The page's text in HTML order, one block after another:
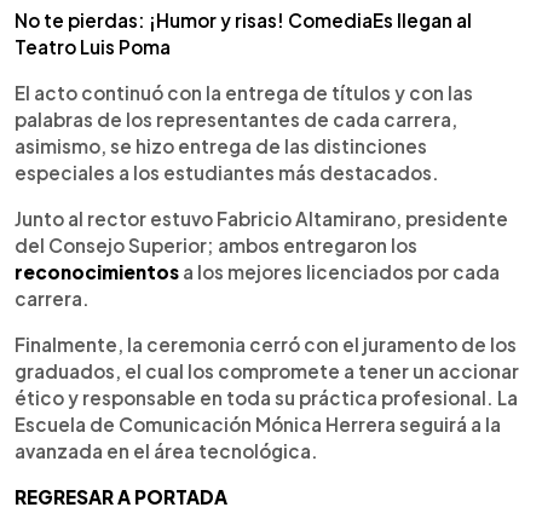
No te pierdas: ¡Humor y risas! ComediaEs llegan al
Teatro Luis Poma
El acto continuó con la entrega de títulos y con las
palabras de los representantes de cada carrera,
asimismo, se hizo entrega de las distinciones
especiales a los estudiantes más destacados.
Junto al rector estuvo Fabricio Altamirano, presidente
del Consejo Superior; ambos entregaron los
reconocimientos a los mejores licenciados por cada
carrera.
Finalmente, la ceremonia cerró con el juramento de los
graduados, el cual los compromete a tener un accionar
ético y responsable en toda su práctica profesional. La
Escuela de Comunicación Mónica Herrera seguirá a la
avanzada en el área tecnológica.
REGRESAR A PORTADA